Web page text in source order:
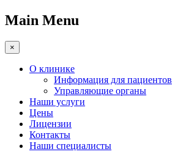
Main Menu
×
О клинике
Информация для пациентов
Управляющие органы
Наши услуги
Цены
Лицензии
Контакты
Наши специалисты